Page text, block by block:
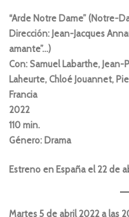
“Arde Notre Dame” (Notre-
Dirección: Jean-Jacques
amante”…)
Con: Samuel Labarthe, Jean-
Laheurte, Chloé Jouannet,
Francia
2022
110 min.
Género: Drama
Estreno en España el 22 de
Martes 5 de abril 2022 a las